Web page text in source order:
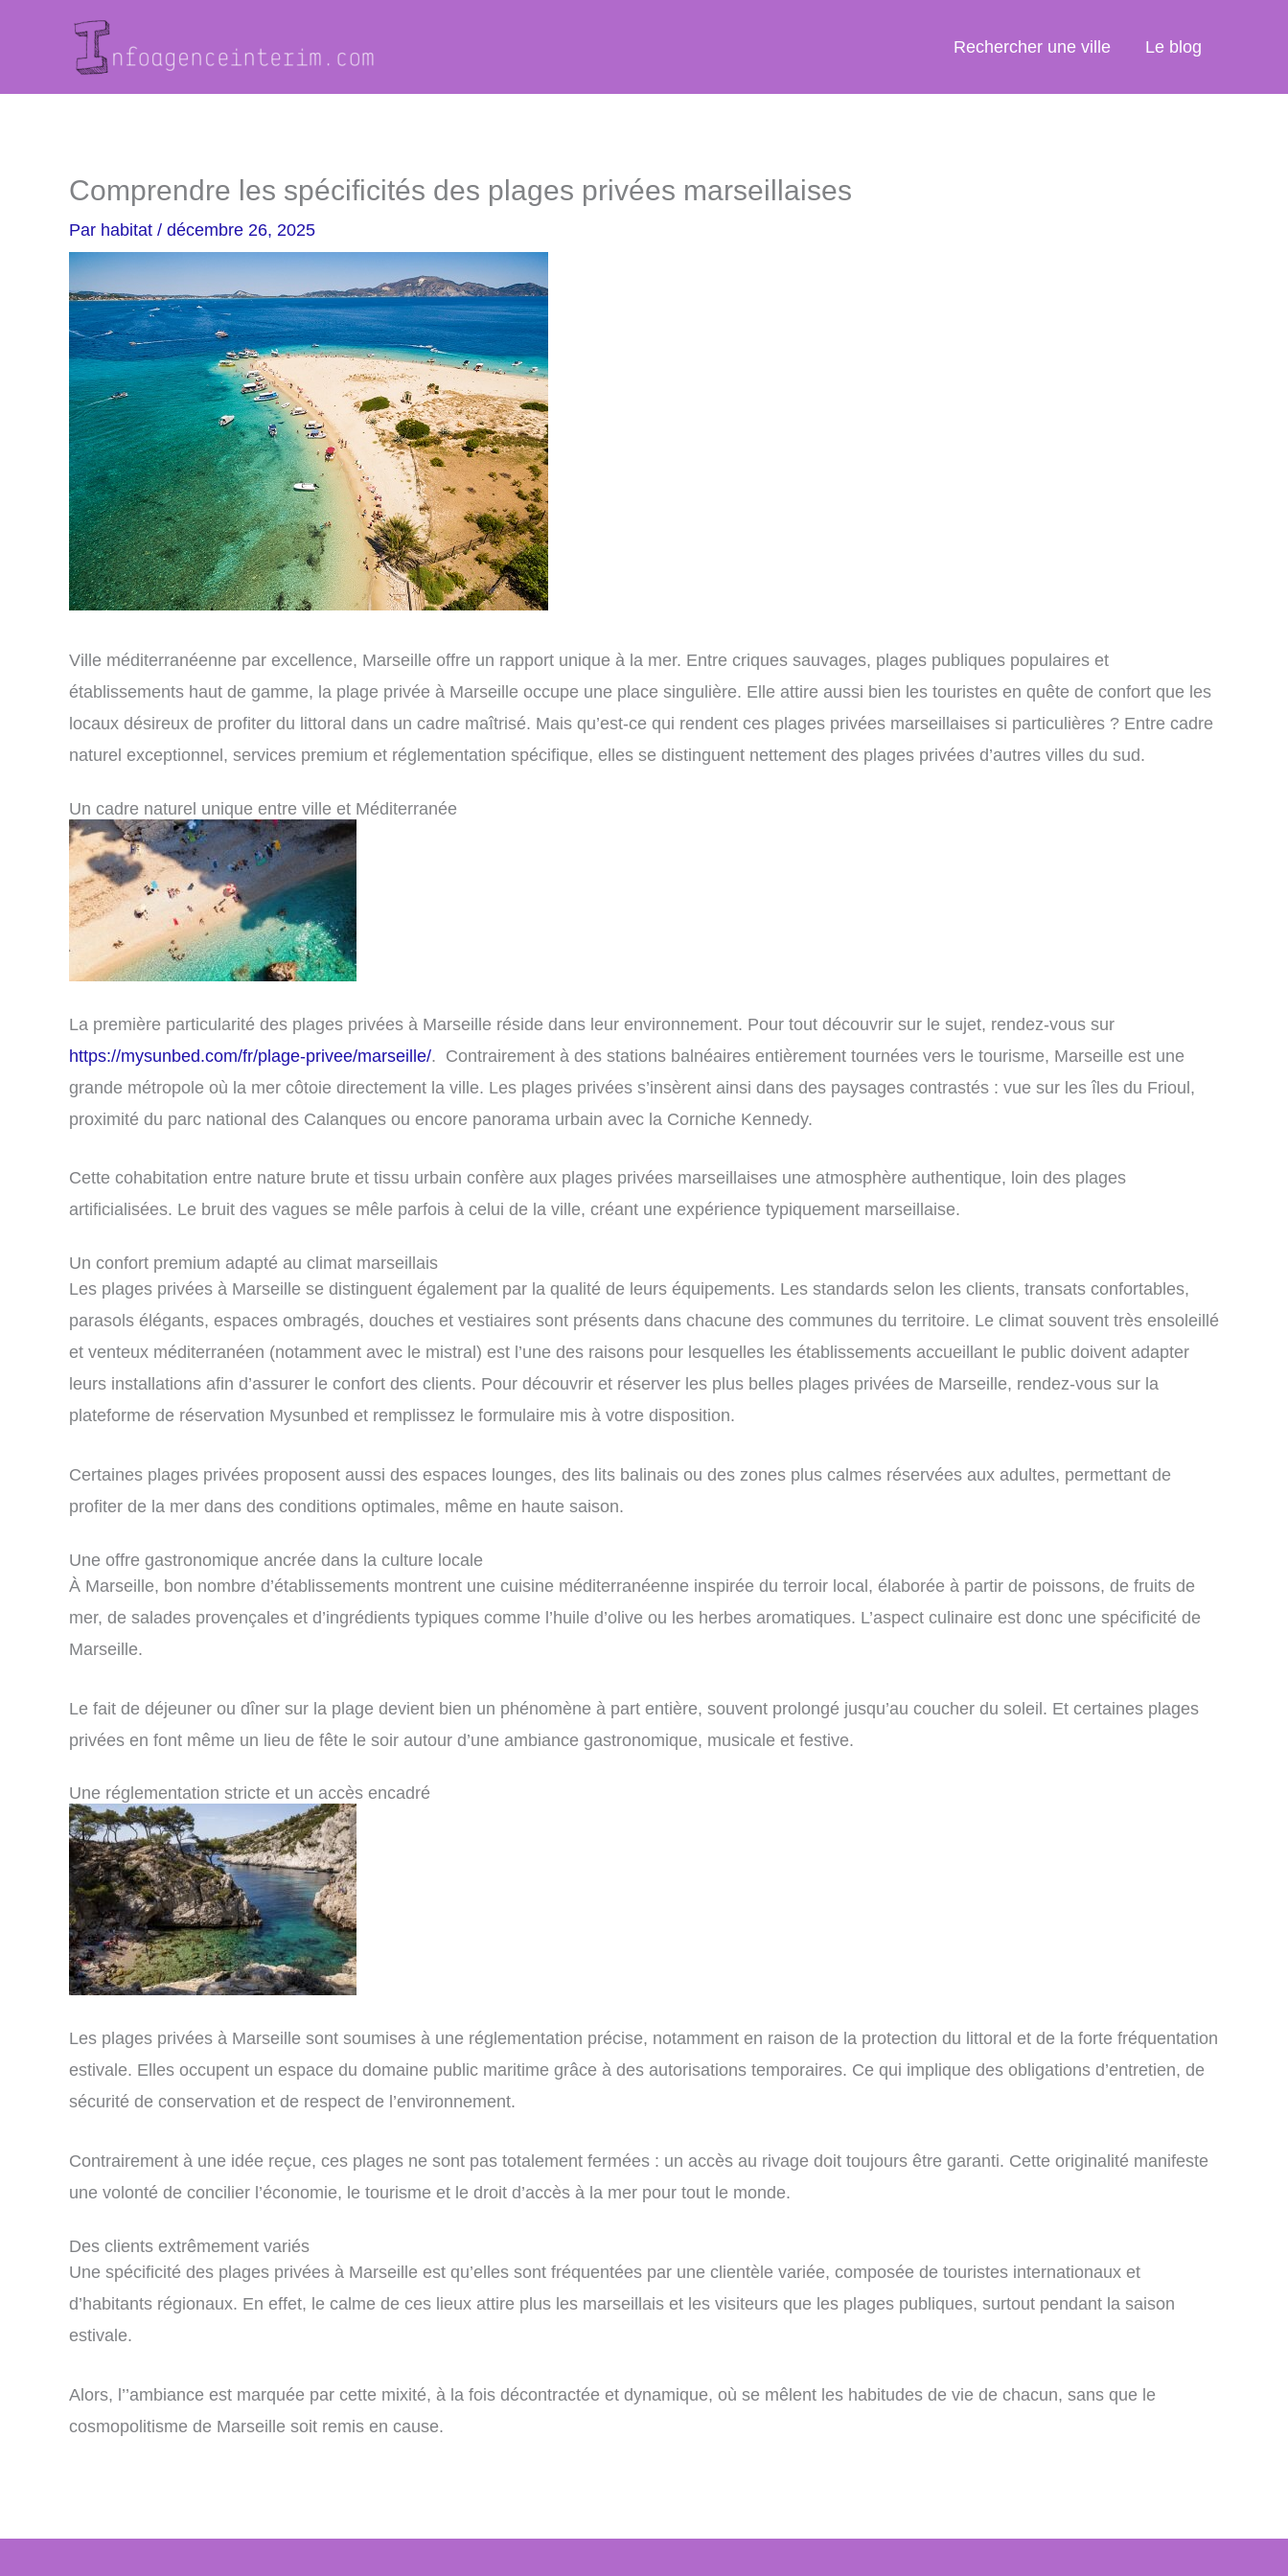
Rechercher une ville Le blog
Comprendre les spécificités des plages privées marseillaises
Par habitat / décembre 26, 2025
Ville méditerranéenne par excellence, Marseille offre un rapport unique à la mer. Entre criques sauvages, plages publiques populaires et
établissements haut de gamme, la plage privée à Marseille occupe une place singulière. Elle attire aussi bien les touristes en quête de confort que les
locaux désireux de profiter du littoral dans un cadre maîtrisé. Mais qu’est-ce qui rendent ces plages privées marseillaises si particulières ? Entre cadre
naturel exceptionnel, services premium et réglementation spécifique, elles se distinguent nettement des plages privées d’autres villes du sud.
Un cadre naturel unique entre ville et Méditerranée
La première particularité des plages privées à Marseille réside dans leur environnement. Pour tout découvrir sur le sujet, rendez-vous sur
https://mysunbed.com/fr/plage-privee/marseille/. Contrairement à des stations balnéaires entièrement tournées vers le tourisme, Marseille est une
grande métropole où la mer côtoie directement la ville. Les plages privées s’insèrent ainsi dans des paysages contrastés : vue sur les îles du Frioul,
proximité du parc national des Calanques ou encore panorama urbain avec la Corniche Kennedy.
Cette cohabitation entre nature brute et tissu urbain confère aux plages privées marseillaises une atmosphère authentique, loin des plages
artificialisées. Le bruit des vagues se mêle parfois à celui de la ville, créant une expérience typiquement marseillaise.
Un confort premium adapté au climat marseillais
Les plages privées à Marseille se distinguent également par la qualité de leurs équipements. Les standards selon les clients, transats confortables,
parasols élégants, espaces ombragés, douches et vestiaires sont présents dans chacune des communes du territoire. Le climat souvent très ensoleillé
et venteux méditerranéen (notamment avec le mistral) est l’une des raisons pour lesquelles les établissements accueillant le public doivent adapter
leurs installations afin d’assurer le confort des clients. Pour découvrir et réserver les plus belles plages privées de Marseille, rendez-vous sur la
plateforme de réservation Mysunbed et remplissez le formulaire mis à votre disposition.
Certaines plages privées proposent aussi des espaces lounges, des lits balinais ou des zones plus calmes réservées aux adultes, permettant de
profiter de la mer dans des conditions optimales, même en haute saison.
Une offre gastronomique ancrée dans la culture locale
À Marseille, bon nombre d’établissements montrent une cuisine méditerranéenne inspirée du terroir local, élaborée à partir de poissons, de fruits de
mer, de salades provençales et d’ingrédients typiques comme l’huile d’olive ou les herbes aromatiques. L’aspect culinaire est donc une spécificité de
Marseille.
Le fait de déjeuner ou dîner sur la plage devient bien un phénomène à part entière, souvent prolongé jusqu’au coucher du soleil. Et certaines plages
privées en font même un lieu de fête le soir autour d’une ambiance gastronomique, musicale et festive.
Une réglementation stricte et un accès encadré
Les plages privées à Marseille sont soumises à une réglementation précise, notamment en raison de la protection du littoral et de la forte fréquentation
estivale. Elles occupent un espace du domaine public maritime grâce à des autorisations temporaires. Ce qui implique des obligations d’entretien, de
sécurité de conservation et de respect de l’environnement.
Contrairement à une idée reçue, ces plages ne sont pas totalement fermées : un accès au rivage doit toujours être garanti. Cette originalité manifeste
une volonté de concilier l’économie, le tourisme et le droit d’accès à la mer pour tout le monde.
Des clients extrêmement variés
Une spécificité des plages privées à Marseille est qu’elles sont fréquentées par une clientèle variée, composée de touristes internationaux et
d’habitants régionaux. En effet, le calme de ces lieux attire plus les marseillais et les visiteurs que les plages publiques, surtout pendant la saison
estivale.
Alors, l’’ambiance est marquée par cette mixité, à la fois décontractée et dynamique, où se mêlent les habitudes de vie de chacun, sans que le
cosmopolitisme de Marseille soit remis en cause.